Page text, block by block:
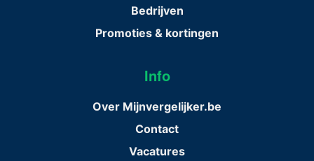
Bedrijven
Promoties & kortingen
Info
Over Mijnvergelijker.be
Contact
Vacatures